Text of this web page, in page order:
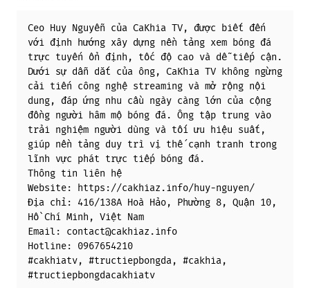
Ceo Huy Nguyễn của CaKhia TV, được biết đến
với định hướng xây dựng nền tảng xem bóng đá
trực tuyến ổn định, tốc độ cao và dễ tiếp cận.
Dưới sự dẫn dắt của ông, CaKhia TV không ngừng
cải tiến công nghệ streaming và mở rộng nội
dung, đáp ứng nhu cầu ngày càng lớn của cộng
đồng người hâm mộ bóng đá. Ông tập trung vào
trải nghiệm người dùng và tối ưu hiệu suất,
giúp nền tảng duy trì vị thế cạnh tranh trong
lĩnh vực phát trực tiếp bóng đá.
Thông tin liên hệ
Website: https://cakhiaz.info/huy-nguyen/
Địa chỉ: 416/138A Hoà Hảo, Phường 8, Quận 10,
Hồ Chí Minh, Việt Nam
Email: contact@cakhiaz.info
Hotline: 0967654210
#cakhiatv, #tructiepbongda, #cakhia,
#tructiepbongdacakhiatv